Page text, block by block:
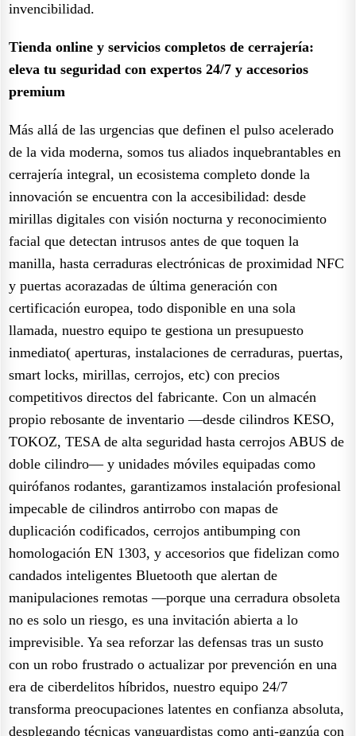
invencibilidad.
Tienda online y servicios completos de cerrajería:
eleva tu seguridad con expertos 24/7 y accesorios
premium
Más allá de las urgencias que definen el pulso acelerado
de la vida moderna, somos tus aliados inquebrantables en
cerrajería integral, un ecosistema completo donde la
innovación se encuentra con la accesibilidad: desde
mirillas digitales con visión nocturna y reconocimiento
facial que detectan intrusos antes de que toquen la
manilla, hasta cerraduras electrónicas de proximidad NFC
y puertas acorazadas de última generación con
certificación europea, todo disponible en una sola
llamada, nuestro equipo te gestiona un presupuesto
inmediato( aperturas, instalaciones de cerraduras, puertas,
smart locks, mirillas, cerrojos, etc) con precios
competitivos directos del fabricante. Con un almacén
propio rebosante de inventario —desde cilindros KESO,
TOKOZ, TESA de alta seguridad hasta cerrojos ABUS de
doble cilindro— y unidades móviles equipadas como
quirófanos rodantes, garantizamos instalación profesional
impecable de cilindros antirrobo con mapas de
duplicación codificados, cerrojos antibumping con
homologación EN 1303, y accesorios que fidelizan como
candados inteligentes Bluetooth que alertan de
manipulaciones remotas —porque una cerradura obsoleta
no es solo un riesgo, es una invitación abierta a lo
imprevisible. Ya sea reforzar las defensas tras un susto
con un robo frustrado o actualizar por prevención en una
era de ciberdelitos híbridos, nuestro equipo 24/7
transforma preocupaciones latentes en confianza absoluta,
desplegando técnicas vanguardistas como anti-ganzúa con